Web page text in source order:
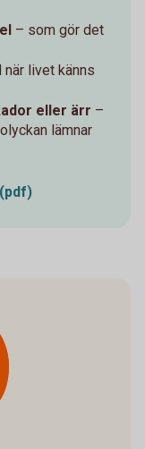
– som gör det
livet känns
eller ärr –
lämnar